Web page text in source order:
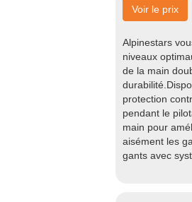
Voir le prix
Alpinestars
niveaux
de la main
protection
pendant le
main pour
aisément les
gants avec